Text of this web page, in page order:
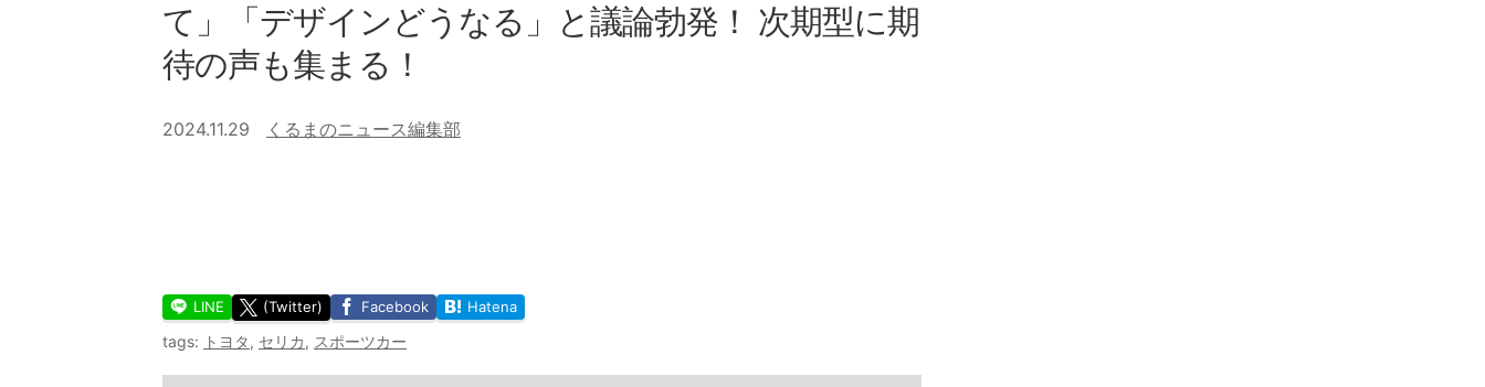
て」「デザインどうなる」と議論勃発！ 次期型に期
待の声も集まる！
2024.11.29 くるまのニュース編集部
LINE (Twitter) Facebook Hatena
tags: トヨタ, セリカ, スポーツカー